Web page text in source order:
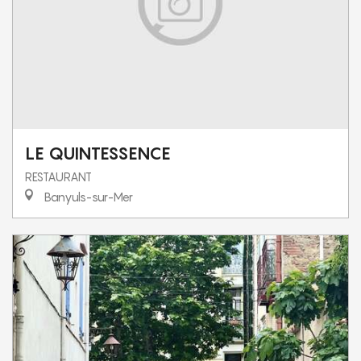
LE QUINTESSENCE
RESTAURANT
Banyuls-sur-Mer